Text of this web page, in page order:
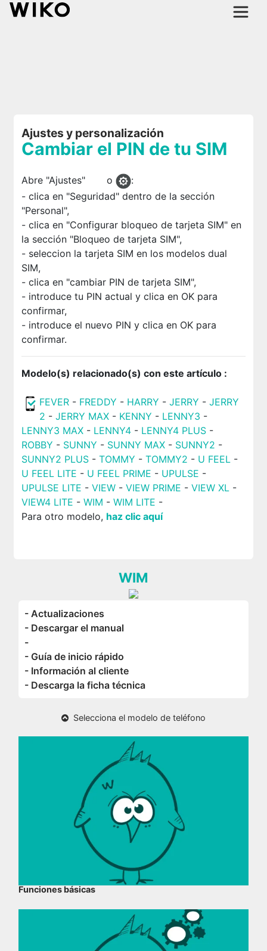
Ajustes y personalización
Cambiar el PIN de tu SIM
Abre "Ajustes" o
:
- clica en "Seguridad" dentro de la sección
"Personal",
- clica en "Configurar bloqueo de tarjeta SIM" en
la sección "Bloqueo de tarjeta SIM",
- seleccion la tarjeta SIM en los modelos dual
SIM,
- clica en "cambiar PIN de tarjeta SIM",
- introduce tu PIN actual y clica en OK para
confirmar,
- introduce el nuevo PIN y clica en OK para
confirmar.
Modelo(s) relacionado(s) con este artículo :
FEVER - FREDDY - HARRY - JERRY - JERRY
2 - JERRY MAX- KENNY - LENNY3 -
LENNY3 MAX- LENNY4- LENNY4 PLUS-
ROBBY - SUNNY - SUNNY MAX- SUNNY2 -
SUNNY2 PLUS- TOMMY - TOMMY2 - U FEEL -
U FEEL LITE - U FEEL PRIME - UPULSE -
UPULSE LITE - VIEW- VIEW PRIME - VIEW XL -
VIEW4 LITE - WIM - WIM LITE -
Para otro modelo, haz clic aquí
WIM
- Actualizaciones
- Descargar el manual
-
- Guía de inicio rápido
- Información al cliente
- Descarga la ficha técnica
Selecciona el modelo de teléfono
Funciones básicas